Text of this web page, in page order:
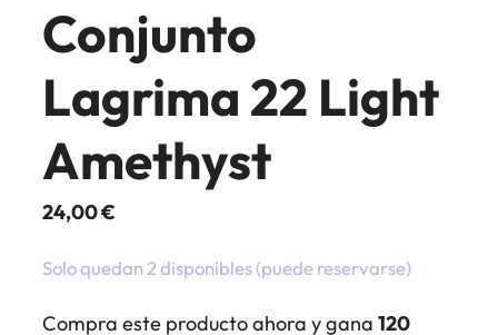
Conjunto
Lagrima 22 Light
Amethyst
24,00€
Solo quedan 2 disponibles (puede reservarse)
Compra este producto ahora y gana 120